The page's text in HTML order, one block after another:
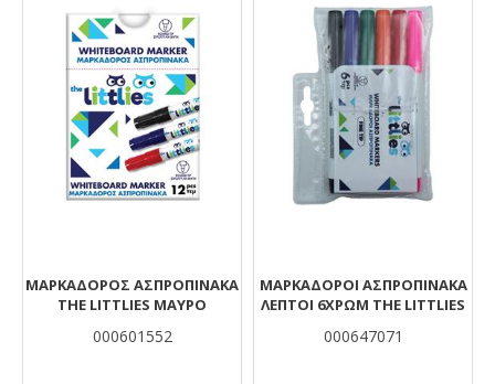
ΜΑΡΚΑΔΌΡΟΣ ΑΣΠΡΟΠΊΝΑΚΑ
THE LITTLIES ΜΑΎΡΟ
000601552
ΜΑΡΚΑΔΟΡΟΙ ΑΣΠΡΟΠΙΝΑΚΑ
ΛΕΠΤΟΙ 6ΧΡΩΜ THE LITTLIES
000647071